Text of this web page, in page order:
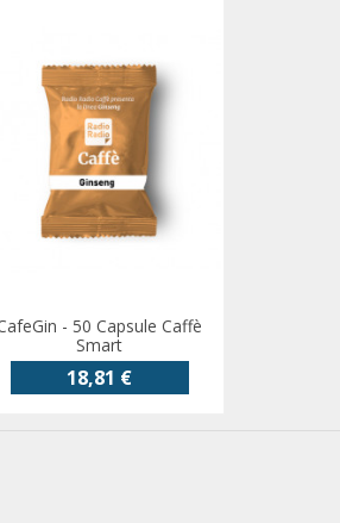
- 50 Capsule Caffè
Smart
18,81 €